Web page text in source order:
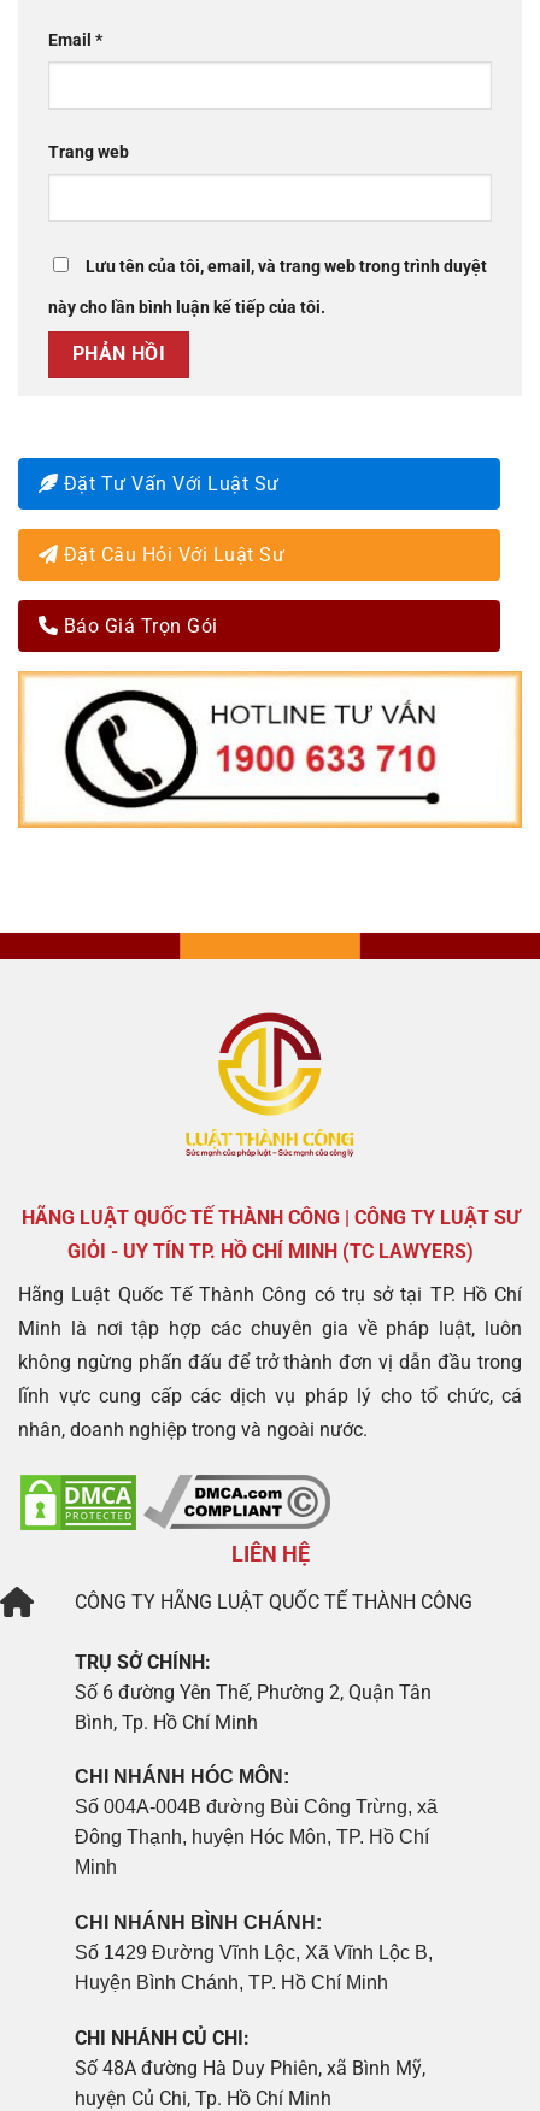
Email *
Trang web
Lưu tên của tôi, email, và trang web trong trình duyệt
này cho lần bình luận kế tiếp của tôi.
Đặt Tư Vấn Với Luật Sư
Đặt Câu Hỏi Với Luật Sư
Báo Giá Trọn Gói
HÃNG LUẬT QUỐC TẾ THÀNH CÔNG | CÔNG TY LUẬT SƯ
GIỎI - UY TÍN TP. HỒ CHÍ MINH (TC LAWYERS)
Hãng Luật Quốc Tế Thành Công có trụ sở tại TP. Hồ Chí
Minh là nơi tập hợp các chuyên gia về pháp luật, luôn
không ngừng phấn đấu để trở thành đơn vị dẫn đầu trong
lĩnh vực cung cấp các dịch vụ pháp lý cho tổ chức, cá
nhân, doanh nghiệp trong và ngoài nước.
LIÊN HỆ
CÔNG TY HÃNG LUẬT QUỐC TẾ THÀNH CÔNG
TRỤ SỞ CHÍNH:
Số 6 đường Yên Thế, Phường 2, Quận Tân
Bình, Tp. Hồ Chí Minh
CHI NHÁNH HÓC MÔN:
Số 004A-004B đường Bùi Công Trừng, xã
Đông Thạnh, huyện Hóc Môn, TP. Hồ Chí
Minh
CHI NHÁNH BÌNH CHÁNH:
Số 1429 Đường Vĩnh Lộc, Xã Vĩnh Lộc B,
Huyện Bình Chánh, TP. Hồ Chí Minh
CHI NHÁNH CỦ CHI:
Số 48A đường Hà Duy Phiên, xã Bình Mỹ,
huyện Củ Chi, Tp. Hồ Chí Minh